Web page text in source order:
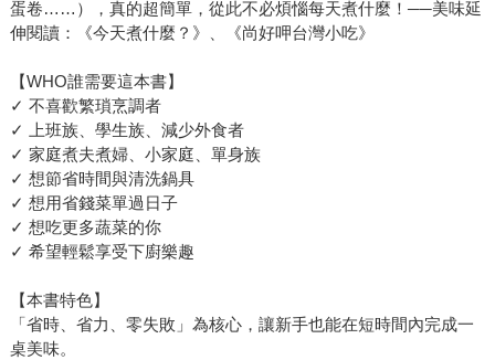
蛋卷……），真的超簡單，從此不必煩惱每天煮什麼！──美味延
伸閱讀：《今天煮什麼？》、《尚好呷台灣小吃》
【WHO誰需要這本書】
✓ 不喜歡繁瑣烹調者
✓ 上班族、學生族、減少外食者
✓ 家庭煮夫煮婦、小家庭、單身族
✓ 想節省時間與清洗鍋具
✓ 想用省錢菜單過日子
✓ 想吃更多蔬菜的你
✓ 希望輕鬆享受下廚樂趣
【本書特色】
「省時、省力、零失敗」為核心，讓新手也能在短時間內完成一
桌美味。